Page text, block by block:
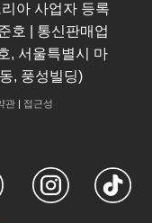
아 사업자 등록
호 | 통신판매업
, 서울특별시 마
, 풍성빌딩)
관| 접근성